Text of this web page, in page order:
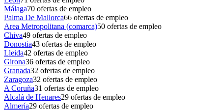
Málaga70 ofertas de empleo
Palma De Mallorca66 ofertas de empleo
Area Metropolitana (comarca)50 ofertas de empleo
Chiva49 ofertas de empleo
Donostia43 ofertas de empleo
Lleida42 ofertas de empleo
Girona36 ofertas de empleo
Granada32 ofertas de empleo
Zaragoza32 ofertas de empleo
A Coruña31 ofertas de empleo
Alcalá de Henares29 ofertas de empleo
Almería29 ofertas de empleo